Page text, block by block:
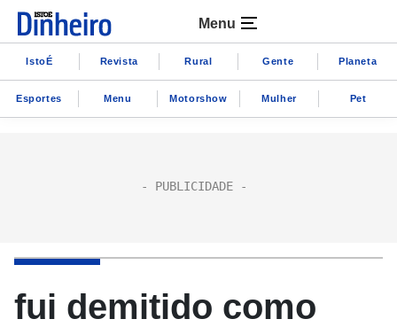
Menu
IstoÉ Revista Rural Gente Planeta
Esportes Menu Motorshow Mulher Pet
fui demitido como